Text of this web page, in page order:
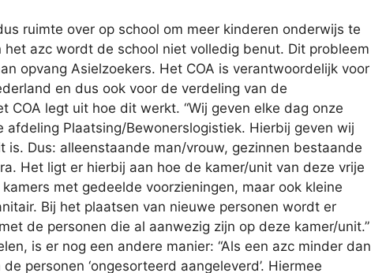
ruimte over op school om meer kinderen onderwijs te
azc wordt de school niet volledig benut. Dit probleem
opvang Asielzoekers. Het COA is verantwoordelijk voor
en dus ook voor de verdeling van de
COA legt uit hoe dit werkt. “Wij geven elke dag onze
afdeling Plaatsing/Bewonerslogistiek. Hierbij geven wij
is. Dus: alleenstaande man/vrouw, gezinnen bestaande
Het ligt er hierbij aan hoe de kamer/unit van deze vrije
met gedeelde voorzieningen, maar ook kleine
Bij het plaatsen van nieuwe personen wordt er
de personen die al aanwezig zijn op deze kamer/unit.”
is er nog een andere manier: “Als een azc minder dan
personen ‘ongesorteerd aangeleverd’. Hiermee